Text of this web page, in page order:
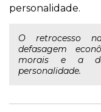
personalidade.
O retrocesso
defasagem
morais e a
personalidade.